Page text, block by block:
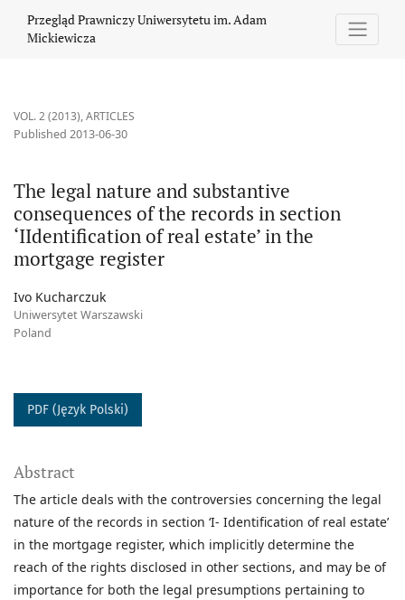
Przegląd Prawniczy Uniwersytetu im. Adam
Mickiewicza
VOL. 2 (2013),ARTICLES
The legal nature and substantive
consequences of the records in section
‘IIdentification of real estate’ in the
mortgage register
Published 2013-06-30
Ivo Kucharczuk
Uniwersytet Warszawski
Poland
PDF (Język Polski)
Abstract
The article deals with the controversies concerning the legal
nature of the records in section ‘I- Identification of real estate’
in the mortgage register, which implicitly determine the
reach of the rights disclosed in other sections, and may be of
importance for both the legal presumptions pertaining to